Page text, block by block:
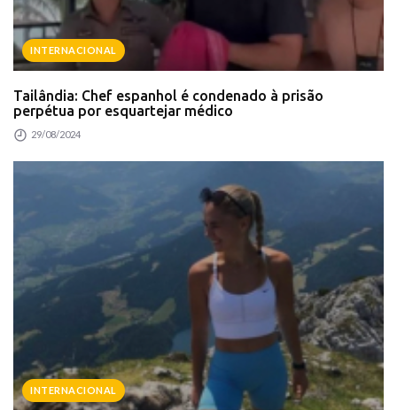
INTERNACIONAL
Tailândia: Chef espanhol é condenado à prisão
perpétua por esquartejar médico
29/08/2024
INTERNACIONAL